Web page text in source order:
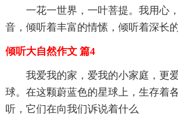
一花一世界，一叶菩提。我用心
音，倾听着丰富的情愫，倾听着深长
倾听大自然作文 篇4
我爱我的家，爱我的小家庭，
球。在这颗蔚蓝色的星球上，生存着
听，它们在向我们诉说着什么